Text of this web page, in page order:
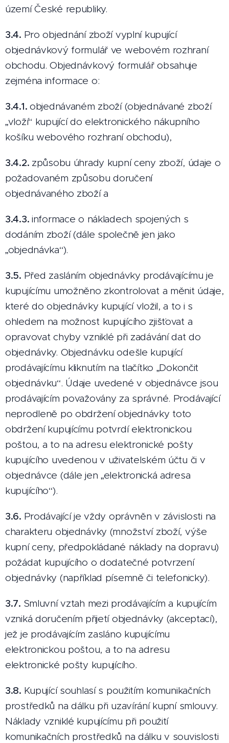
území České republiky.
3.4. Pro objednání zboží vyplní kupující
objednávkový formulář ve webovém rozhraní
obchodu. Objednávkový formulář obsahuje
zejména informace o:
3.4.1.objednávaném zboží (objednávané zboží
„vloží“ kupující do elektronického nákupního
košíku webového rozhraní obchodu),
3.4.2. způsobu úhrady kupní ceny zboží, údaje o
požadovaném způsobu doručení
objednávaného zboží a
3.4.3.informace o nákladech spojených s
dodáním zboží (dále společně jen jako
„objednávka“).
3.5. Před zasláním objednávky prodávajícímu je
kupujícímu umožněno zkontrolovat a měnit údaje,
které do objednávky kupující vložil, a to i s
ohledem na možnost kupujícího zjišťovat a
opravovat chyby vzniklé při zadávání dat do
objednávky. Objednávku odešle kupující
prodávajícímu kliknutím na tlačítko „Dokončit
objednávku“. Údaje uvedené v objednávce jsou
prodávajícím považovány za správné. Prodávající
neprodleně po obdržení objednávky toto
obdržení kupujícímu potvrdí elektronickou
poštou, a to na adresu elektronické pošty
kupujícího uvedenou v uživatelském účtu či v
objednávce (dále jen „elektronická adresa
kupujícího“).
3.6. Prodávající je vždy oprávněn v závislosti na
charakteru objednávky (množství zboží, výše
kupní ceny, předpokládané náklady na dopravu)
požádat kupujícího o dodatečné potvrzení
objednávky (například písemně či telefonicky).
3.7. Smluvní vztah mezi prodávajícím a kupujícím
vzniká doručením přijetí objednávky (akceptací),
jež je prodávajícím zasláno kupujícímu
elektronickou poštou, a to na adresu
elektronické pošty kupujícího.
3.8. Kupující souhlasí s použitím komunikačních
prostředků na dálku při uzavírání kupní smlouvy.
Náklady vzniklé kupujícímu při použití
komunikačních prostředků na dálku v souvislosti